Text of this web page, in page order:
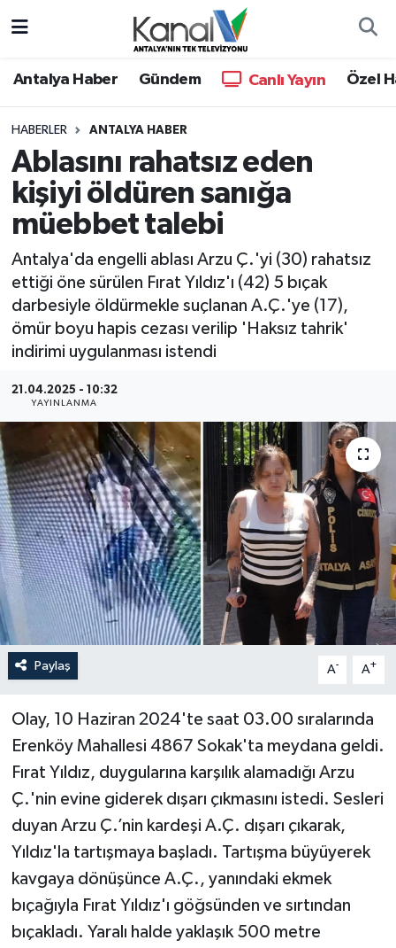
Antalya Haber Gündem Canlı Yayın Özel
HABERLER ANTALYA HABER
Ablasını rahatsız eden
kişiyi öldüren sanığa
müebbet talebi
Antalya'da engelli ablası Arzu Ç.'yi (30) rahatsız
ettiği öne sürülen Fırat Yıldız'ı (42) 5 bıçak
darbesiyle öldürmekle suçlanan A.Ç.'ye (17),
ömür boyu hapis cezası verilip 'Haksız tahrik'
indirimi uygulanması istendi
21.04.2025 - 10:32
YAYINLANMA
Paylaş A- A+
Olay, 10 Haziran 2024'te saat 03.00 sıralarında
Erenköy Mahallesi 4867 Sokak'ta meydana geldi.
Fırat Yıldız, duygularına karşılık alamadığı Arzu
Ç.'nin evine giderek dışarı çıkmasını istedi. Sesleri
duyan Arzu Ç.’nin kardeşi A.Ç. dışarı çıkarak,
Yıldız'la tartışmaya başladı. Tartışma büyüyerek
kavgaya dönüşünce A.Ç., yanındaki ekmek
bıçağıyla Fırat Yıldız'ı göğsünden ve sırtından
bıçakladı. Yaralı halde yaklaşık 500 metre
Antalya Haber
Dünya
Eğitim
Gündem
Günün Manşetleri
Haber Kuşakları
Haberler
KANALV Spor
Kültür Sanat
Magazin
Öğle Bülteni
Sağlık
Sosyal medya
Spor
Teknoloji
Televizyon
Turizm
Hava Durumu
Trafik Durumu
Süper Lig Puan Durumu ve Fikstür
Son Dakika Haberleri
Haber Arşivi